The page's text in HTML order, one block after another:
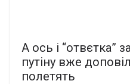
А оcь і “отвєтка”
путiну вже
полетять